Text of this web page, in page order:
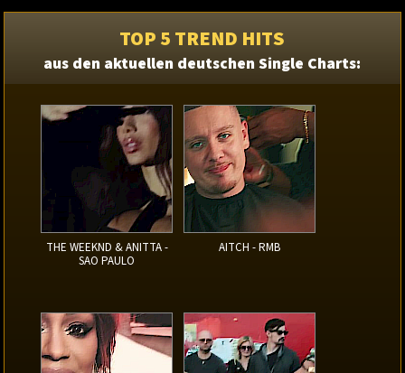
TOP 5 TREND HITS
aus den aktuellen deutschen Single Charts:
THE WEEKND & ANITTA -
SAO PAULO
AITCH - RMB